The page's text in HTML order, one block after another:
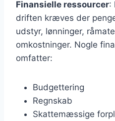
Finansielle ressourcer:
driften kræves der
udstyr, lønninger,
omkostninger. Nogle
omfatter:
Budgettering
Regnskab
Skattemæssige